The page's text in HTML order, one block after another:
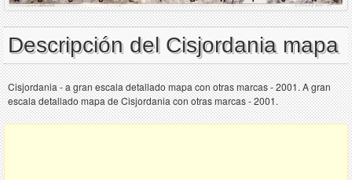
Descripción del Cisjordania mapa
Cisjordania - a gran escala detallado mapa con otras marcas - 2001. A gran
escala detallado mapa de Cisjordania con otras marcas - 2001.